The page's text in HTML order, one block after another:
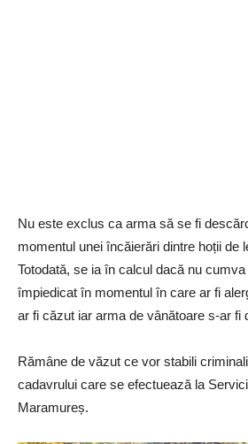
Nu este exclus ca arma să se fi
momentul unei încăierări dintre hoții de
Totodată, se ia în calcul dacă nu
împiedicat în momentul în care ar fi
ar fi căzut iar arma de vânătoare s-ar fi
Rămâne de văzut ce vor stabili
cadavrului care se efectuează la
Maramureș.